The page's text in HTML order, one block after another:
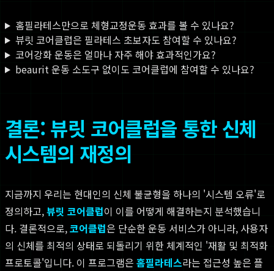
홈필라테스만으로 체형교정운동 효과를 볼 수 있나요?
뷰릿 코어클럽은 필라테스 초보자도 참여할 수 있나요?
코어강화 운동은 얼마나 자주 해야 효과적인가요?
beaurit 운동 소도구 없이도 코어클럽에 참여할 수 있나요?
결론: 뷰릿 코어클럽을 통한 신체
시스템의 재정의
지금까지 우리는 현대인의 신체 불균형을 하나의 '시스템 오류'로
정의하고,뷰릿 코어클럽이 이를 어떻게 해결하는지 분석했습니
다. 결론적으로,코어클럽은 단순한 운동 서비스가 아니라, 사용자
의 신체를 최적의 상태로 되돌리기 위한 체계적인 '재활 및 최적화
프로토콜'입니다. 이 프로그램은 홈필라테스라는 접근성 높은 플